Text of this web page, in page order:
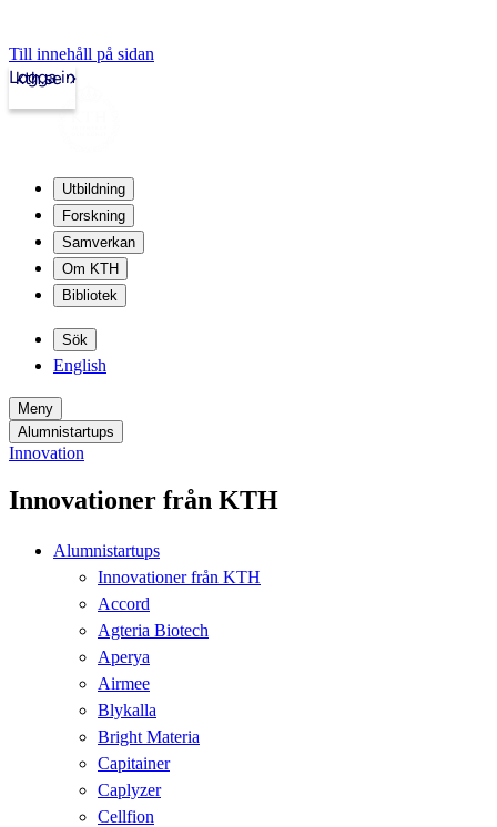
Till innehåll på sidan
kth.se
Logga in
Utbildning
Forskning
Samverkan
Om KTH
Bibliotek
Sök
English
Meny
Alumnistartups
Innovation
Innovationer från KTH
Alumnistartups
Innovationer från KTH
Accord
Agteria Biotech
Aperya
Airmee
Blykalla
Bright Materia
Capitainer
Caplyzer
Cellfion